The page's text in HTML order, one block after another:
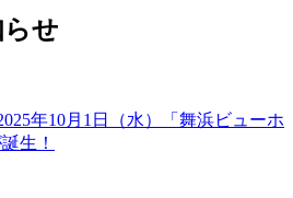
せ
年10月1日（水）「舞浜ビューホ
生！